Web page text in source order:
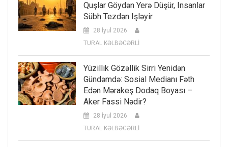
Quşlar Göydən Yerə Düşür, Insanlar
Sübh Tezdən Işləyir
28 İyul 2026
TURAL KƏLBƏCƏRLİ
Yüzillik Gözəllik Sirri Yenidən
Gündəmdə: Sosial Medianı Fəth
Edən Mərakeş Dodaq Boyası –
Aker Fassi Nədir?
28 İyul 2026
TURAL KƏLBƏCƏRLİ